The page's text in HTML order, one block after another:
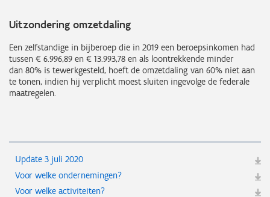
Uitzondering omzetdaling
Een zelfstandige in bijberoep die in 2019 een beroepsinkomen had
tussen € 6.996,89 en € 13.993,78 en als loontrekkende minder
dan 80% is tewerkgesteld, hoeft de omzetdaling van 60% niet aan
te tonen, indien hij verplicht moest sluiten ingevolge de federale
maatregelen.
Update 3 juli 2020
Voor welke ondernemingen?
Voor welke activiteiten?